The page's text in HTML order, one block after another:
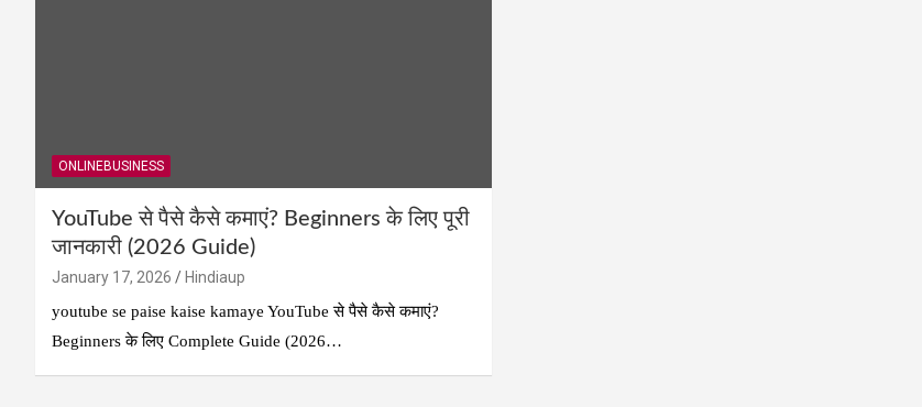
ONLINEBUSINESS
YouTube से पैसे कैसे कमाएं? Beginners के लिए पूरी
जानकारी (2026 Guide)
January 17, 2026
Hindiaup
youtube se paise kaise kamaye YouTube से पैसे कैसे कमाएं?
Beginners के लिए Complete Guide (2026…